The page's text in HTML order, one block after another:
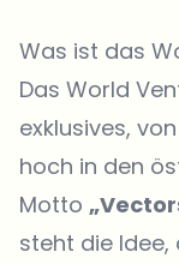
Was ist das
Das World
exklusives,
hoch in den
Motto
steht die Idee,